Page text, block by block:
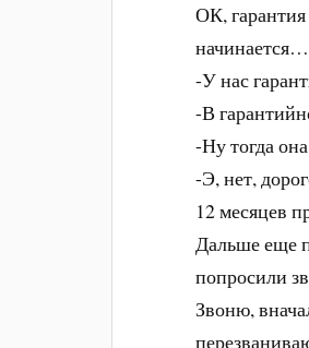
ОК,
начинается…
-У нас
-В
-Ну тогда
-Э, нет,
12 месяцев
Дальше еще
попросили
Звоню,